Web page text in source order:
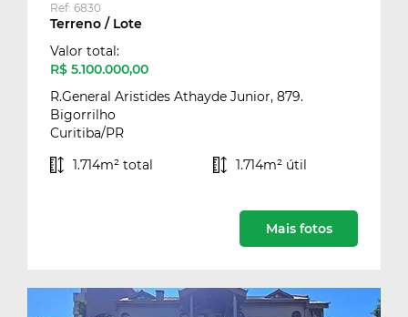
Ref: 6830
Terreno / Lote
Valor total:
R$ 5.100.000,00
R.General Aristides Athayde Junior, 879.
Bigorrilho
Curitiba/PR
1.714m² total
1.714m² útil
Mais fotos